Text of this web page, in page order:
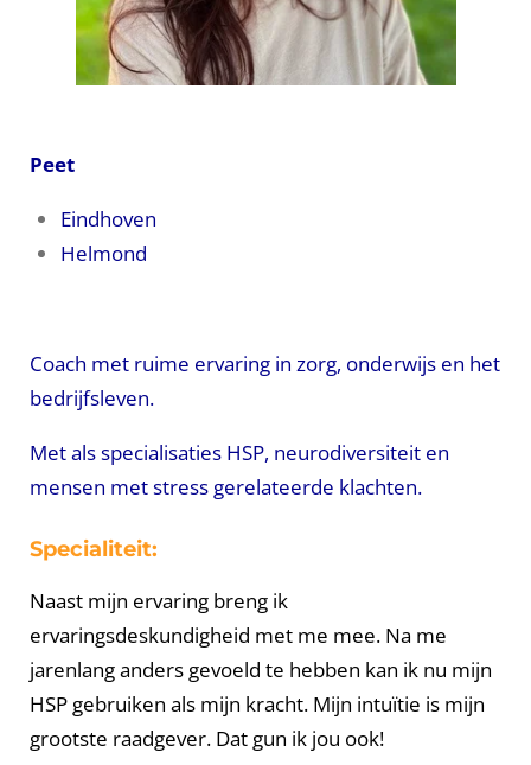
Peet
Eindhoven
Helmond
Coach met ruime ervaring in zorg, onderwijs en het
bedrijfsleven.
Met als specialisaties HSP, neurodiversiteit en
mensen met stress gerelateerde klachten.
Specialiteit:
Naast mijn ervaring breng ik
ervaringsdeskundigheid met me mee. Na me
jarenlang anders gevoeld te hebben kan ik nu mijn
HSP gebruiken als mijn kracht. Mijn intuïtie is mijn
grootste raadgever. Dat gun ik jou ook!